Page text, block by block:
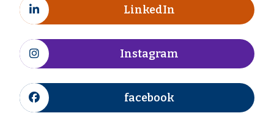
I
ô
n
e
LinkedIn
I
ô
n
e
Instagram
I
facebook